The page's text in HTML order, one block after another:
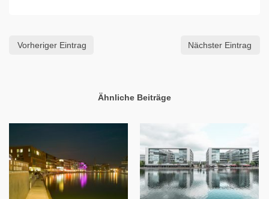
Vorheriger Eintrag Nächster Eintrag
Ähnliche Beiträge